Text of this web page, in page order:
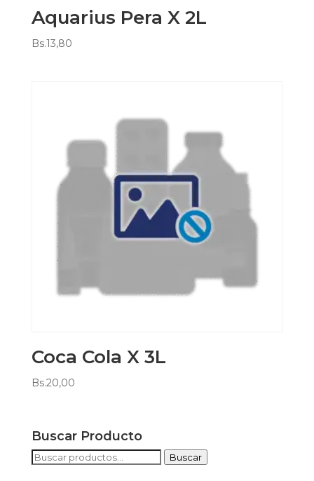
Aquarius Pera X 2L
Bs.13,80
Coca Cola X 3L
Bs.20,00
Buscar Producto
Buscar
Buscar